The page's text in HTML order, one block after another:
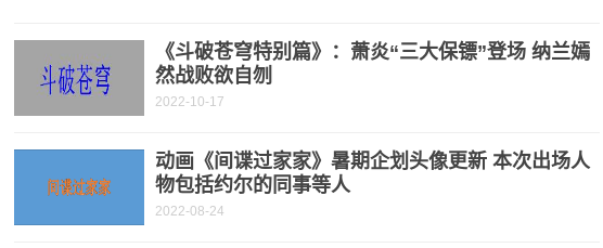
《斗破苍穹特别篇》：萧炎“三大保镖”登场 纳兰嫣
然战败欲自刎
2022-10-17
动画《间谍过家家》暑期企划头像更新 本次出场人
物包括约尔的同事等人
2022-08-24